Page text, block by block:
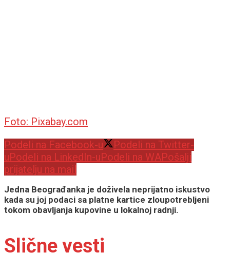
Foto: Pixabay.com
Podeli na Facebook-u
Podeli na Twitter-
uPodeli na LinkedIn-uPodeli na WAPošalji
prijatelju na mail
Jedna Beograđanka je doživela neprijatno iskustvo
kada su joj podaci sa platne kartice zloupotrebljeni
tokom obavljanja kupovine u lokalnoj radnji.
Slične vesti